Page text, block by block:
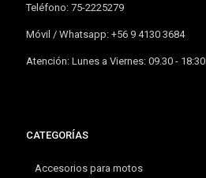
Teléfono: 75-2225279
Móvil / Whatsapp: +56 9 4130 3684
Atención: Lunes a Viernes: 09.30 - 18:30
CATEGORÍAS
Accesorios para motos